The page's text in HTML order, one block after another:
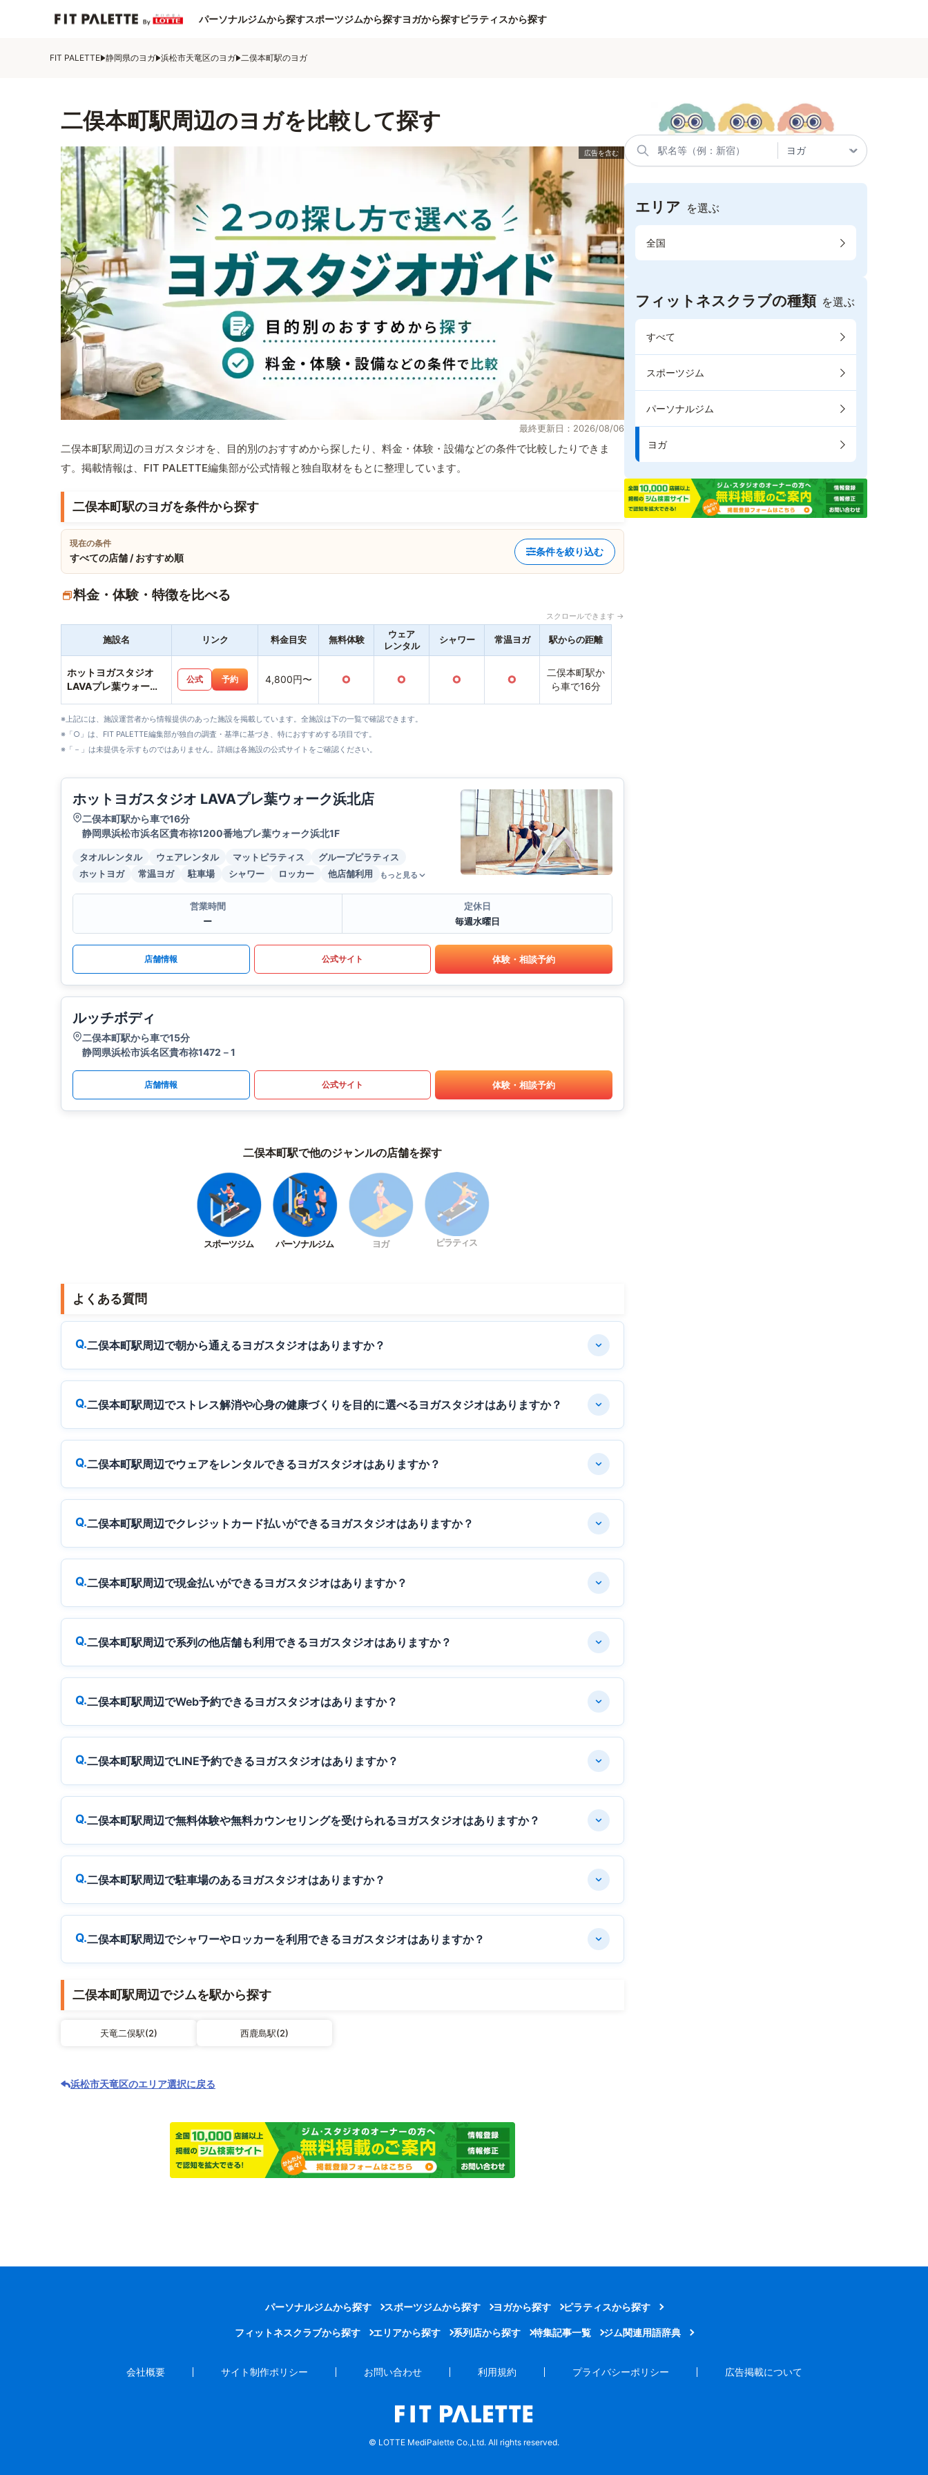
パーソナルジムから探すスポーツジムから探すヨガから探すピラティスから探す
FIT PALETTE 静岡県のヨガ 浜松市天竜区のヨガ 二俣本町駅のヨガ
二俣本町駅周辺のヨガを比較して探す
最終更新日：2026/08/06
二俣本町駅周辺のヨガスタジオを、目的別のおすすめから探したり、料金・体験・設備などの条件で比較したりできま
す。掲載情報は、FIT PALETTE編集部が公式情報と独自取材をもとに整理しています。
二俣本町駅のヨガを条件から探す
現在の条件
すべての店舗 / おすすめ順
条件を絞り込む
料金・体験・特徴を比べる
スクロールできます →
施設名 リンク 料金目安 無料体験
ウェア
レンタル
シャワー 常温ヨガ 駅からの距離
ホットヨガスタジオ
LAVAプレ葉ウォーク
公式 予約 4,800円〜 ○ ○ ○ ○
二俣本町駅か
ら車で16分
※上記には、施設運営者から情報提供のあった施設を掲載しています。全施設は下の一覧で確認できます。
※「○」は、FIT PALETTE編集部が独自の調査・基準に基づき、特におすすめする項目です。
※「－」は未提供を示すものではありません。詳細は各施設の公式サイトをご確認ください。
ホットヨガスタジオ LAVAプレ葉ウォーク浜北店
二俣本町駅から車で16分
静岡県浜松市浜名区貴布祢1200番地プレ葉ウォーク浜北1F
タオルレンタル ウェアレンタル マットピラティス
グループピラティス
ホットヨガ
常温ヨガ 駐車場 シャワー ロッカー 他店舗利用 もっと見る
営業時間
ー
定休日
毎週水曜日
店舗情報 公式サイト 体験・相談予約
ルッチボディ
二俣本町駅から車で15分
静岡県浜松市浜名区貴布祢1472－1
店舗情報 公式サイト 体験・相談予約
二俣本町駅で他のジャンルの店舗を探す
スポーツジム パーソナルジム ヨガ ピラティス
よくある質問
二俣本町駅周辺で朝から通えるヨガスタジオはありますか？
二俣本町駅周辺でストレス解消や心身の健康づくりを目的に選べるヨガスタジオはありますか？
二俣本町駅周辺でウェアをレンタルできるヨガスタジオはありますか？
二俣本町駅周辺でクレジットカード払いができるヨガスタジオはありますか？
二俣本町駅周辺で現金払いができるヨガスタジオはありますか？
二俣本町駅周辺で系列の他店舗も利用できるヨガスタジオはありますか？
二俣本町駅周辺でWeb予約できるヨガスタジオはありますか？
二俣本町駅周辺でLINE予約できるヨガスタジオはありますか？
二俣本町駅周辺で無料体験や無料カウンセリングを受けられるヨガスタジオはありますか？
二俣本町駅周辺で駐車場のあるヨガスタジオはありますか？
二俣本町駅周辺でシャワーやロッカーを利用できるヨガスタジオはありますか？
二俣本町駅周辺でジムを駅から探す
天竜二俣駅(2) 西鹿島駅(2)
浜松市天竜区のエリア選択に戻る
エリア を選ぶ
全国
フィットネスクラブの種類 を選ぶ
すべて
スポーツジム
パーソナルジム
ヨガ
パーソナルジムから探す スポーツジムから探す ヨガから探す ピラティスから探す
フィットネスクラブから探す エリアから探す 系列店から探す 特集記事一覧 ジム関連用語辞典
会社概要 サイト制作ポリシー お問い合わせ 利用規約 プライバシーポリシー 広告掲載について
© LOTTE MediPalette Co.,Ltd. All rights reserved.